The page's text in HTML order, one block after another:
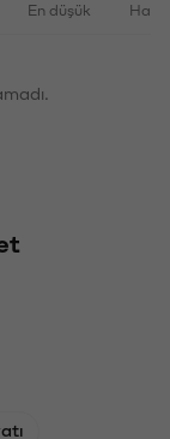
En düşük